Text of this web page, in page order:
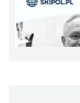
Koniaków